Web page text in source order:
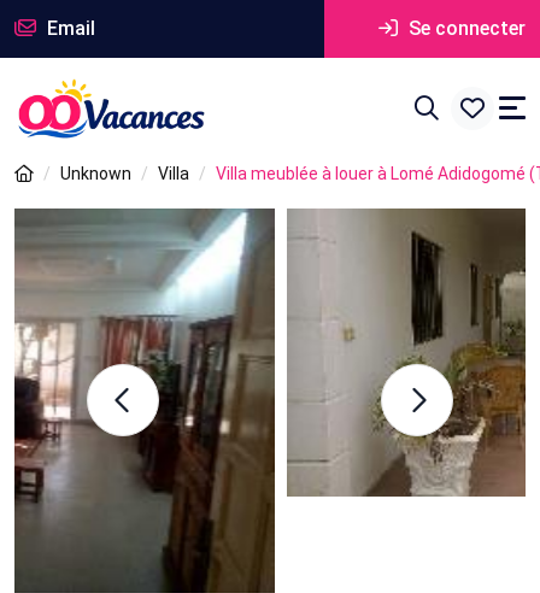
Email Se connecter
Unknown Villa Villa meublée à louer à Lomé Adidogomé